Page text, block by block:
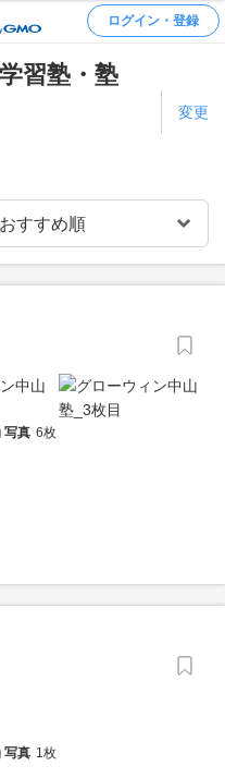
ログイン・登録
習塾・塾
変更
写真 6枚
写真 1枚